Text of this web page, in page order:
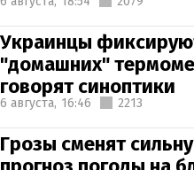
Украинцы
"домашних"
говорят синоптики
6 августа, 16:46 2213
Грозы сменят